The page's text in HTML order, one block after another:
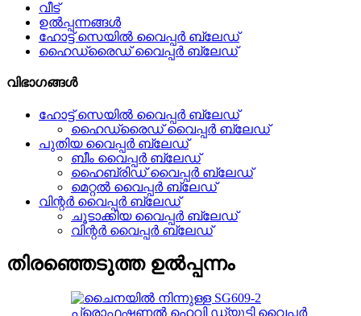
വീട്
ഉൽപ്പന്നങ്ങൾ
ഹോട്ട് സെയിൽ വൈപ്പർ ബ്ലേഡ്
ഹൈഡ്രൈഡ് വൈപ്പർ ബ്ലേഡ്
വിഭാഗങ്ങൾ
ഹോട്ട് സെയിൽ വൈപ്പർ ബ്ലേഡ്
ഹൈഡ്രൈഡ് വൈപ്പർ ബ്ലേഡ്
പുതിയ വൈപ്പർ ബ്ലേഡ്
ബീം വൈപ്പർ ബ്ലേഡ്
ഹൈബ്രിഡ് വൈപ്പർ ബ്ലേഡ്
മെറ്റൽ വൈപ്പർ ബ്ലേഡ്
വിന്റർ വൈപ്പർ ബ്ലേഡ്
ചൂടാക്കിയ വൈപ്പർ ബ്ലേഡ്
വിന്റർ വൈപ്പർ ബ്ലേഡ്
തിരഞ്ഞെടുത്ത ഉൽപ്പന്നം